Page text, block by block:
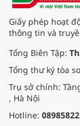
Giấy phép hoạt
thông tin và
Tổng Biên Tập:
Tổng thư ký tòa
Trụ sở chính:
, Hà Nội
Hotline: